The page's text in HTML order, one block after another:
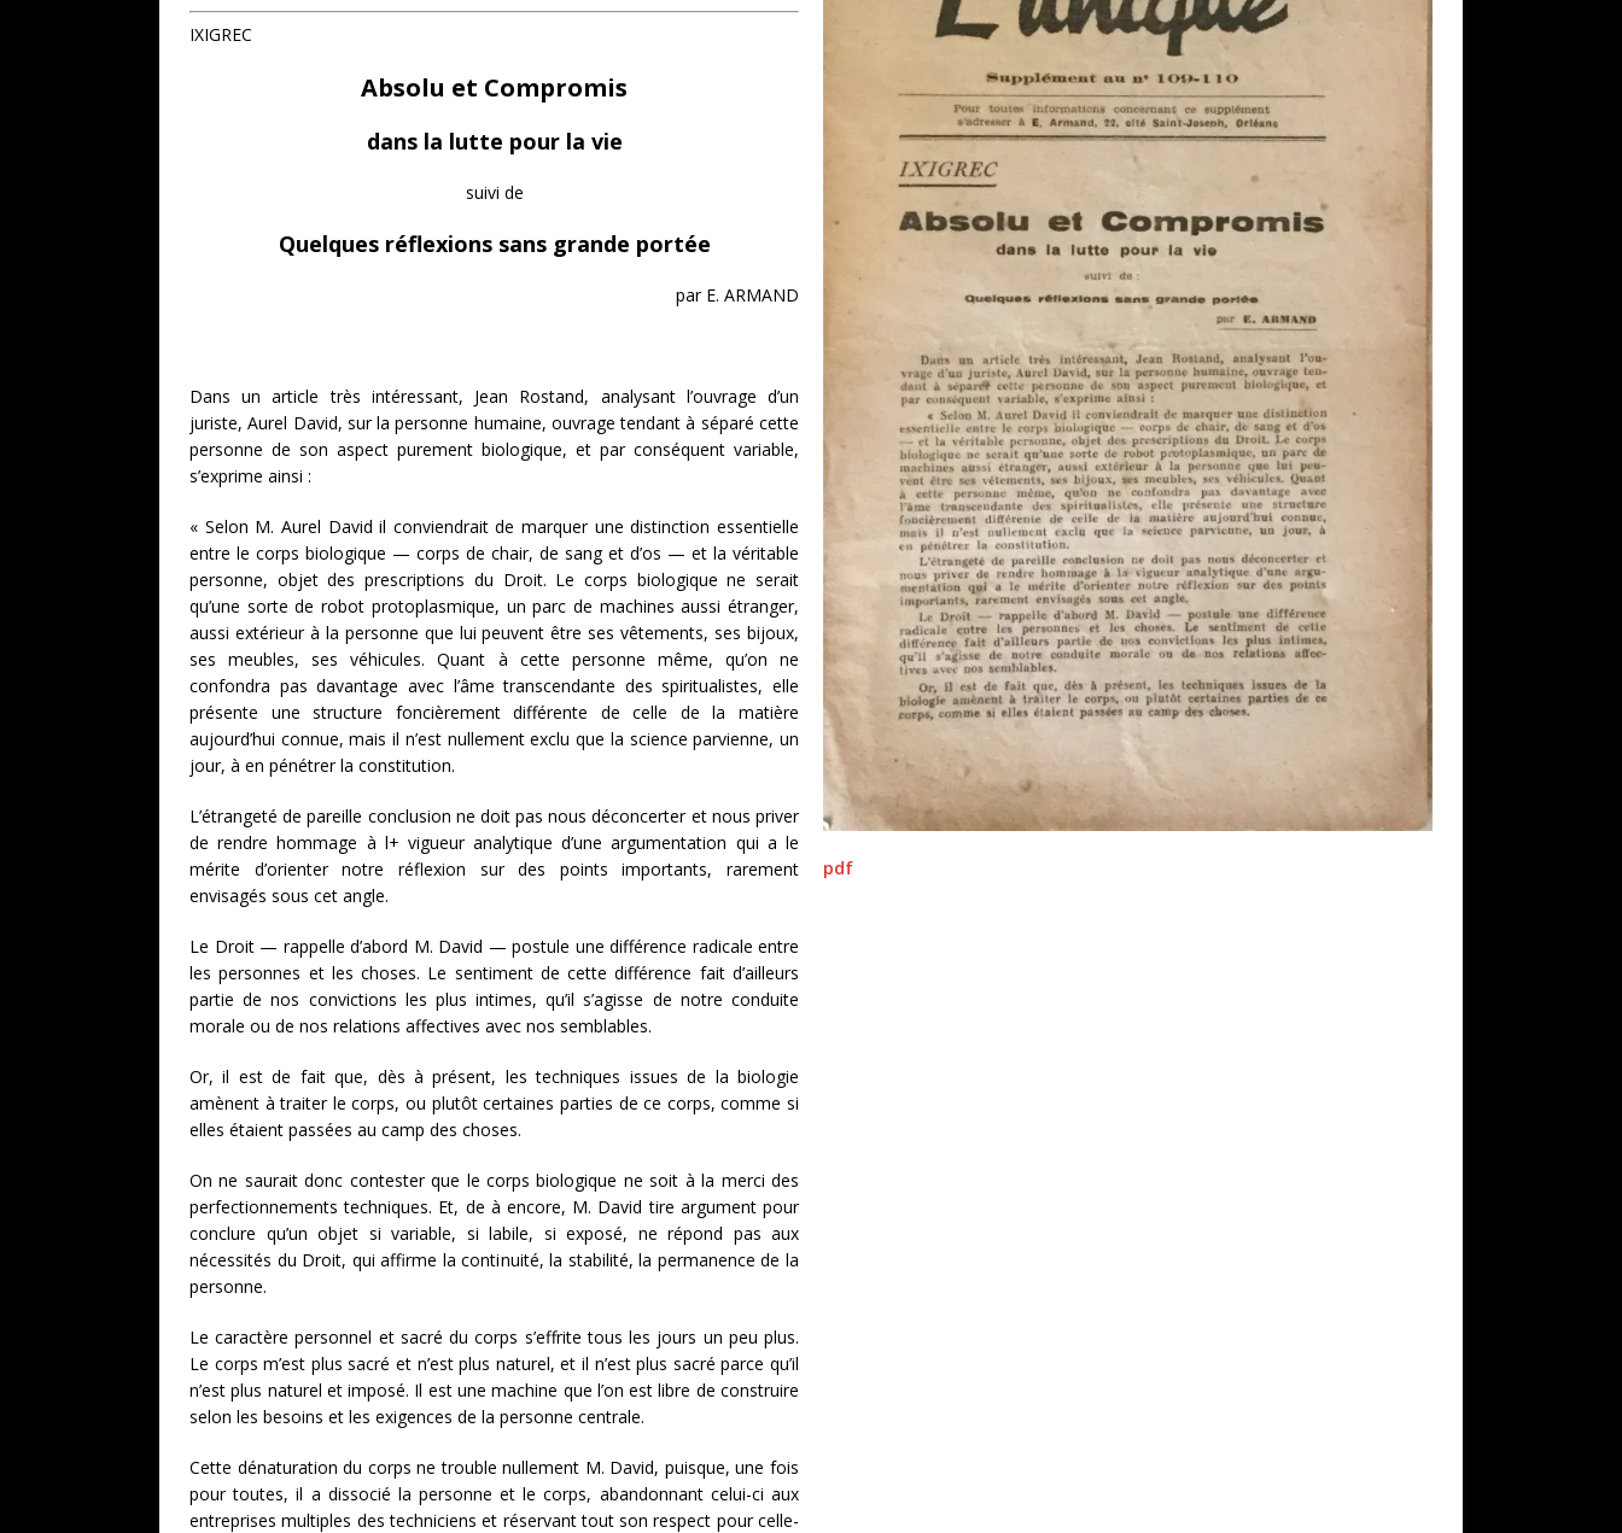
IXIGREC
Absolu et Compromis
dans la lutte pour la vie
suivi de
Quelques réflexions sans grande portée
par E. ARMAND
Dans un article très intéressant, Jean Rostand, analysant l’ouvrage d’un
juriste, Aurel David, sur la personne humaine, ouvrage tendant à séparé cette
personne de son aspect purement biologique, et par conséquent variable,
s’exprime ainsi :
« Selon M. Aurel David il conviendrait de marquer une distinction essentielle
entre le corps biologique — corps de chair, de sang et d’os — et la véritable
personne, objet des prescriptions du Droit. Le corps biologique ne serait
qu’une sorte de robot protoplasmique, un parc de machines aussi étranger,
aussi extérieur à la personne que lui peuvent être ses vêtements, ses bijoux,
ses meubles, ses véhicules. Quant à cette personne même, qu’on ne
confondra pas davantage avec l’âme transcendante des spiritualistes, elle
présente une structure foncièrement différente de celle de la matière
aujourd’hui connue, mais il n’est nullement exclu que la science parvienne, un
jour, à en pénétrer la constitution.
L’étrangeté de pareille conclusion ne doit pas nous déconcerter et nous priver
de rendre hommage à l+ vigueur analytique d’une argumentation qui a le
mérite d’orienter notre réflexion sur des points importants, rarement
envisagés sous cet angle.
Le Droit — rappelle d’abord M. David — postule une différence radicale entre
les personnes et les choses. Le sentiment de cette différence fait d’ailleurs
partie de nos convictions les plus intimes, qu’il s’agisse de notre conduite
morale ou de nos relations affectives avec nos semblables.
Or, il est de fait que, dès à présent, les techniques issues de la biologie
amènent à traiter le corps, ou plutôt certaines parties de ce corps, comme si
elles étaient passées au camp des choses.
On ne saurait donc contester que le corps biologique ne soit à la merci des
perfectionnements techniques. Et, de à encore, M. David tire argument pour
conclure qu’un objet si variable, si labile, si exposé, ne répond pas aux
nécessités du Droit, qui affirme la continuité, la stabilité, la permanence de la
personne.
Le caractère personnel et sacré du corps s’effrite tous les jours un peu plus.
Le corps m’est plus sacré et n’est plus naturel, et il n’est plus sacré parce qu’il
n’est plus naturel et imposé. Il est une machine que l’on est libre de construire
selon les besoins et les exigences de la personne centrale.
Cette dénaturation du corps ne trouble nullement M. David, puisque, une fois
pour toutes, il a dissocié la personne et le corps, abandonnant celui-ci aux
entreprises multiples des techniciens et réservant tout son respect pour celle-
pdf